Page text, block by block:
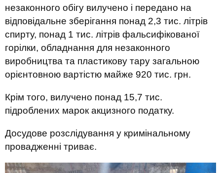
незаконного обігу вилучено і передано на
відповідальне зберігання понад 2,3 тис. літрів
спирту, понад 1 тис. літрів фальсифікованої
горілки, обладнання для незаконного
виробництва та пластикову тару загальною
орієнтовною вартістю майже 920 тис. грн.
Крім того, вилучено понад 15,7 тис.
підроблених марок акцизного податку.
Досудове розслідування у кримінальному
провадженні триває.